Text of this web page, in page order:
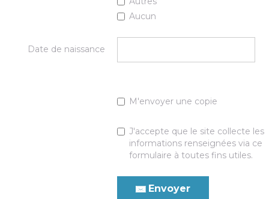
Aucun
Date de naissance
M'envoyer une copie
J'accepte que le site collecte les
informations renseignées via ce
formulaire à toutes fins utiles.
Envoyer